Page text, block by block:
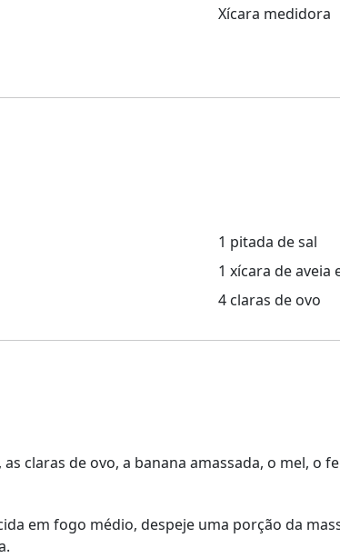
Xícara medidora
1 pitada de sal
1 xícara de aveia
4 claras de ovo
claras de ovo, a banana amassada, o mel, o
em fogo médio, despeje uma porção da